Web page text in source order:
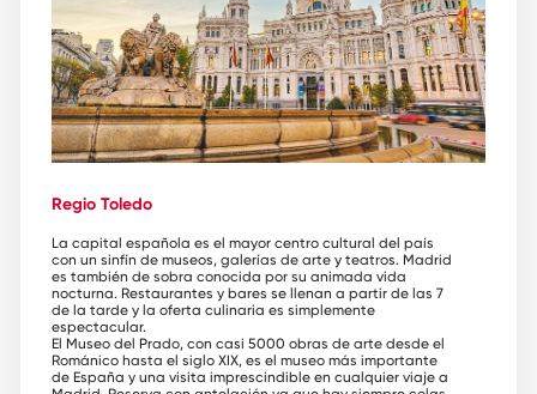
Regio Toledo
La capital española es el mayor centro cultural del país
con un sinfín de museos, galerías de arte y teatros. Madrid
es también de sobra conocida por su animada vida
nocturna. Restaurantes y bares se llenan a partir de las 7
de la tarde y la oferta culinaria es simplemente
espectacular.
El Museo del Prado, con casi 5000 obras de arte desde el
Románico hasta el siglo XIX, es el museo más importante
de España y una visita imprescindible en cualquier viaje a